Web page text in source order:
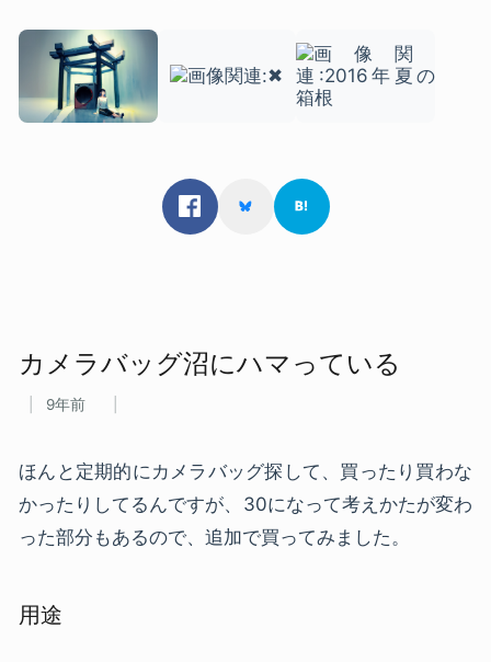
カメラバッグ沼に​ハマっている
9年前
ほんと定期的にカメラバッグ探して、買ったり買わな
かったりしてるんですが、30になって考えかたが変わ
った部分もあるので、追加で買ってみました。
用途